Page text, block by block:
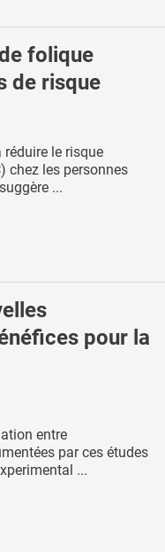
folique
de risque
le risque
chez les personnes
...
pour la
entre
par ces études
...